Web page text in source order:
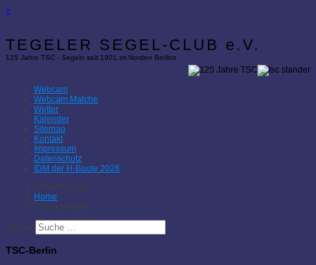
×
TEGELER SEGEL-CLUB e.V.
125 Jahre TSC - Segeln seit 1901 im Norden Berlins
Webcam
Webcam Malche
Wetter
Kalender
Sitemap
Kontakt
Impressum
Datenschutz
IDM der H-Boote 2026
Aktuelle Seite:
Home
TSC-Kalender
Suchen
TSC-Berlin